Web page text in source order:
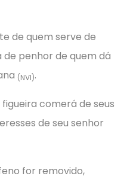
de quem serve de
penhor de quem dá
(NVI).
comerá de seus
de seu senhor
for removido,